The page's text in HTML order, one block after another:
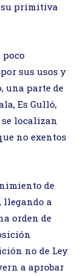
su primitiva
sus usos y
una parte de
Es Gulló,
se localizan
no exentos
de
llegando a
orden de
no de Ley
a aprobar